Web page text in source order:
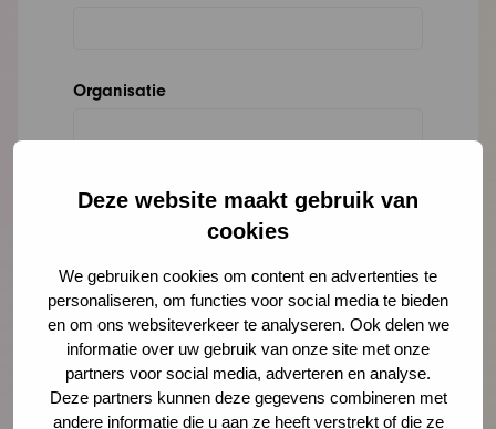
Deze website maakt gebruik van
cookies
We gebruiken cookies om content en advertenties te
personaliseren, om functies voor social media te bieden
en om ons websiteverkeer te analyseren. Ook delen we
informatie over uw gebruik van onze site met onze
partners voor social media, adverteren en analyse.
Deze partners kunnen deze gegevens combineren met
andere informatie die u aan ze heeft verstrekt of die ze
Organisatie
Bericht